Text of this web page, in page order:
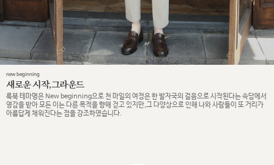
new beginning
새로운 시작,그라운드
룩북 테마명은 New beginning으로 천 마일의 여정은 한 발자국의 걸음으로 시작된다는 속담에서
영감을 받아 모든 이는 다른 목적을 향해 걷고 있지만,그 다양상으로 인해 나와 사람들이 또 거리가
아름답게 채워진다는 점을 강조하였습니다.